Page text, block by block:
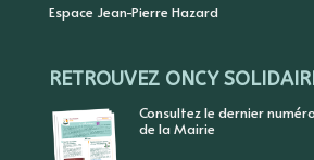
Espace Jean-Pierre Hazard
RETROUVEZ ONCY
Consultez le dernier
de la Mairie